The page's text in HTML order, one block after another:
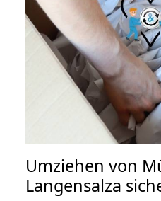
Umziehen von
Langensalza